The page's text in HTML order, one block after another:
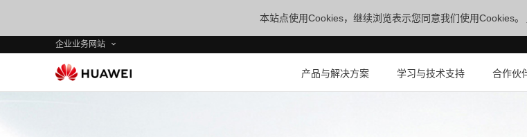
本站点使用Cookies，继续浏览表示您同意我们使用Cookies。
企业业务网站
产品与解决方案 学习与技术支持 合作伙